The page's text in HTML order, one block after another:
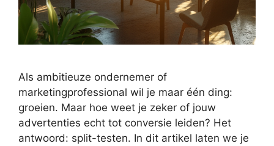
Als ambitieuze ondernemer of
marketingprofessional wil je maar één ding:
groeien. Maar hoe weet je zeker of jouw
advertenties echt tot conversie leiden? Het
antwoord: split-testen. In dit artikel laten we je